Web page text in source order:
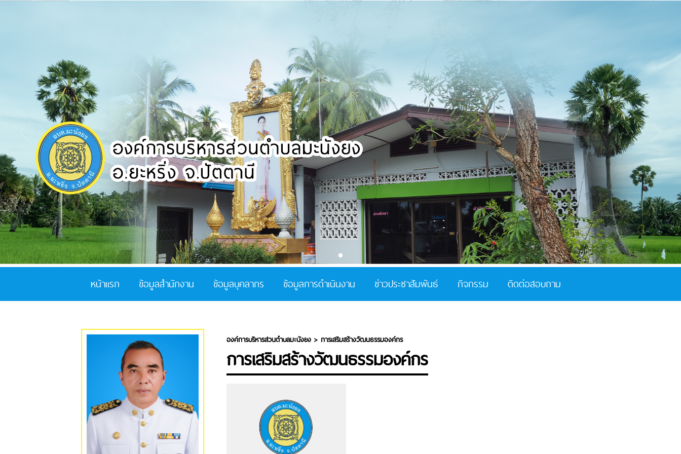
หน้าแรก ข้อมูลสำนักงาน ข้อมูลบุคลากร ข้อมูลการดำเนินงาน ข่าวประชาสัมพันธ์ กิจกรรม ติดต่อสอบถาม
องค์การบริหารส่วนตำบลมะนังยง> การเสริมสร้างวัฒนธรรมองค์กร
การเสริมสร้างวัฒนธรรมองค์กร